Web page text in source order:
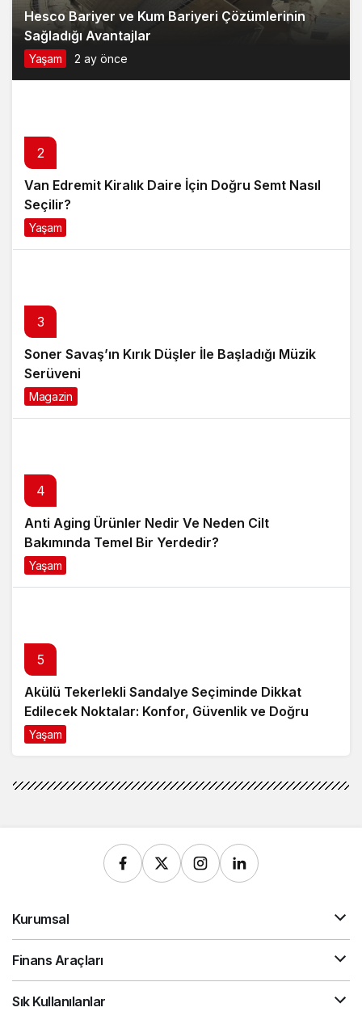
Yaşam 2 ay önce
Van Edremit Kiralık Daire İçin Doğru Semt Nasıl
Seçilir?
Yaşam 4 ay önce
Soner Savaş’ın Kırık Düşler İle Başladığı Müzik
Serüveni
Magazin 6 ay önce
Anti Aging Ürünler Nedir Ve Neden Cilt
Bakımında Temel Bir Yerdedir?
Yaşam 8 ay önce
Akülü Tekerlekli Sandalye Seçiminde Dikkat
Edilecek Noktalar: Konfor, Güvenlik ve Doğru
Model Tercihi
Yaşam 9 ay önce
Finans Araçları
Sık Kullanılanlar
Gündeme Dair